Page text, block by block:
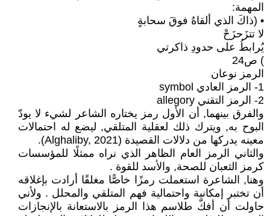
المهمة:
• (ذاكَ الذي ألقاهُ فوقَ سحابةٍ
لا تتزَحزَحْ
يُرابطُ على حدودِ ذاكرتي
) ص24
الرمز نوعان
1- الرمز العادي symbol
2- الرمز التقني allegory
والفرق بينهما, أن الأول رمز يختاره الشاعر لشيء لا يودّ
البوح به, ويترك ذلك لعقلية المتلقي, ليضع له احتمالات
معينه يدركها من دلالات القصيدة (Alghaliby, 2021).
والثاني الرمز العام الظاهر الذي نراه ممثلًا للمؤسسات
كرمز الثعبان للصحة, والأسد للقوة .
وهنا, الشاعرة استعملت رمزًا خاصًّا مغلقًا أرادت بإغلاقه
أن تختبر إمكانية واحتمالية فهم المتلقي والمحلل . ولأني
حاولت أن أفكّ طلاسم هذا الرمز بالاستعانة بالإنجازات